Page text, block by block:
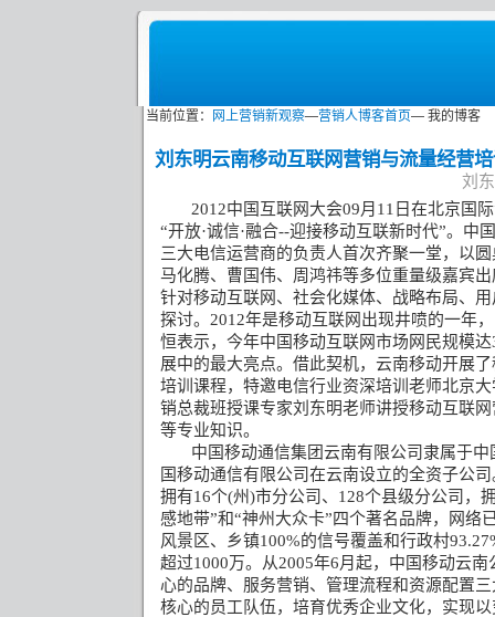
当前位置： 网上营销新观察—营销人博客首页— 我的博客
刘东明云南移动互联网营销与流量经营
刘
2012中国互联网大会09月 11 日在北京国
“开放·诚信·融合--迎接移动互联新时代”。中
三大电信运营商的负责人首次齐聚一堂，以
马化腾、曹国伟、周鸿祎等多位重量级嘉宾
针对移动互联网、社会化媒体、战略布局、
探讨。 2012年是移动互联网出现井喷的一年
恒表示，今年中国移动互联网市场网民规模达
展中的最大亮点。借此契机，云南移动开展
培训课程，特邀电信行业资深培训老师北京大
销总裁班授课专家刘东明老师讲授移动互联
等专业知识。
中国移动通信集团云南有限公司隶属于
国移动通信有限公司在云南设立的全资子公
拥有16个(州)市分公司、 128个县级分公司，
感地带”和“神州大众卡”四个著名品牌，网络
风景区、乡镇100%的信号覆盖和行政村
超过1000 万。从2005年6月起，中国移动云
心的品牌、服务营销、管理流程和资源配置
核心的员工队伍，培育优秀企业文化，实现